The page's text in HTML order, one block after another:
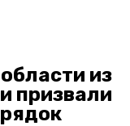
из
призвали